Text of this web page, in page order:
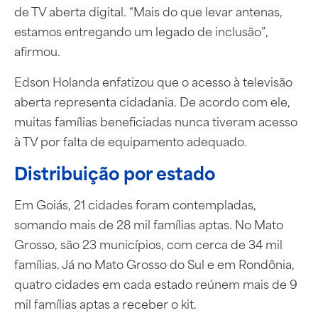
de TV aberta digital. “Mais do que levar antenas,
estamos entregando um legado de inclusão”,
afirmou.
Edson Holanda enfatizou que o acesso à televisão
aberta representa cidadania. De acordo com ele,
muitas famílias beneficiadas nunca tiveram acesso
à TV por falta de equipamento adequado.
Distribuição por estado
Em Goiás, 21 cidades foram contempladas,
somando mais de 28 mil famílias aptas. No Mato
Grosso, são 23 municípios, com cerca de 34 mil
famílias. Já no Mato Grosso do Sul e em Rondônia,
quatro cidades em cada estado reúnem mais de 9
mil famílias aptas a receber o kit.